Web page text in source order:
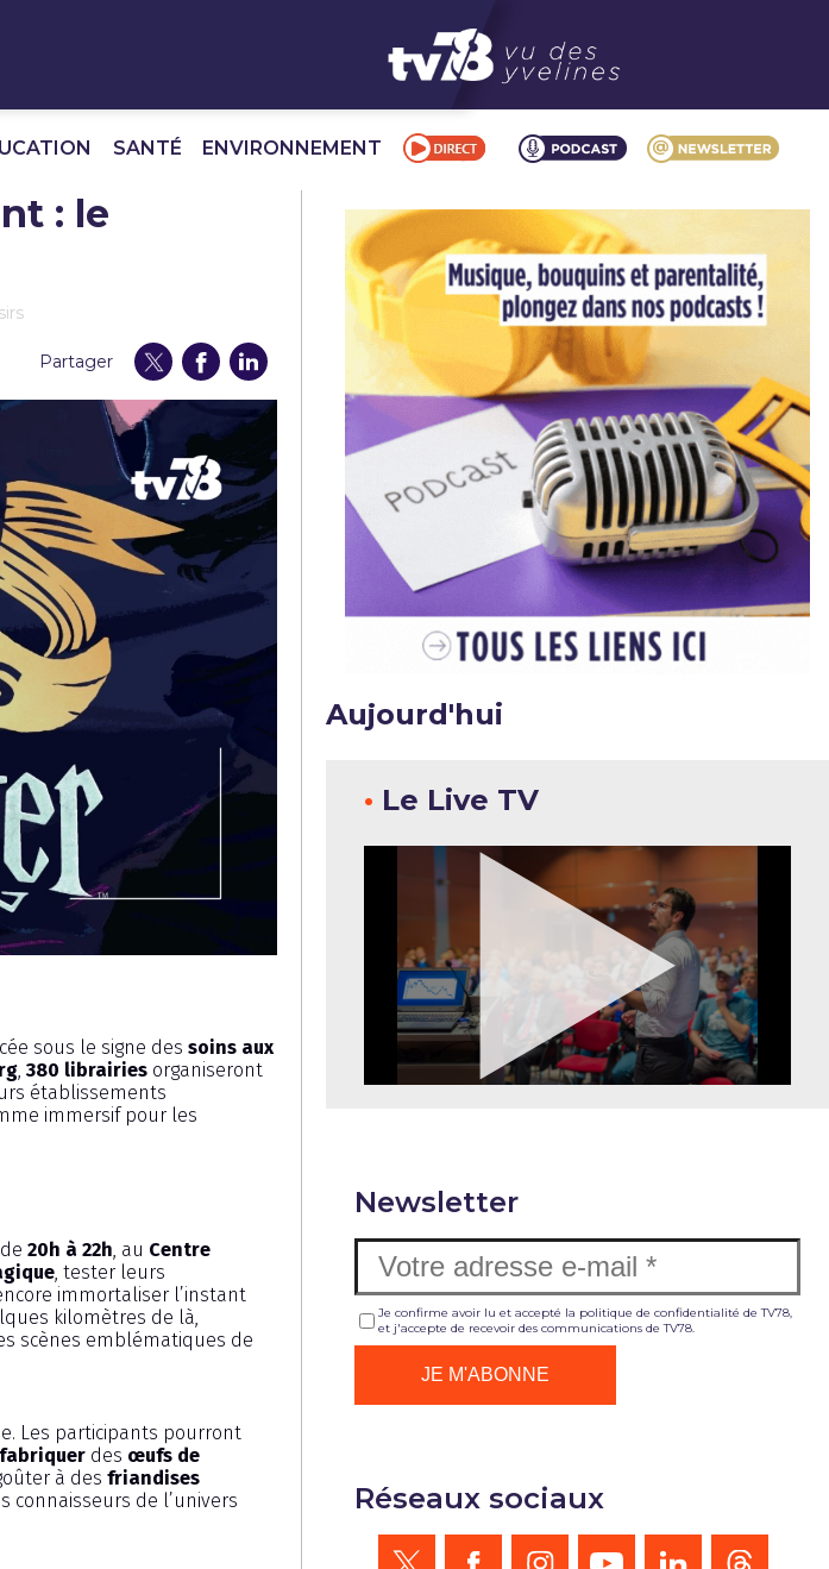
SANTÉ ENVIRONNEMENT
: le
Partager
sous le signe des soins aux
, 380 librairies organiseront
établissements
immersif pour les
20h à 22h, au Centre
, tester leurs
immortaliser l’instant
kilomètres de là,
scènes emblématiques de
Les participants pourront
fabriquer des œufs de
à des friandises
connaisseurs de l’univers
Aujourd'hui
• Le Live TV
Newsletter
Je confirme avoir lu et accepté la politique de confidentialité de TV78,
et j'accepte de recevoir des communications de TV78.
Réseaux sociaux